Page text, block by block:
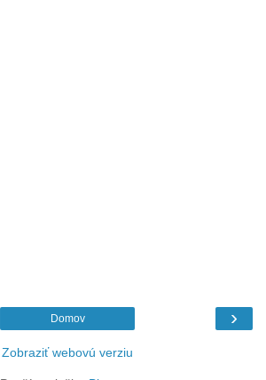
›
Domov
Zobraziť webovú verziu